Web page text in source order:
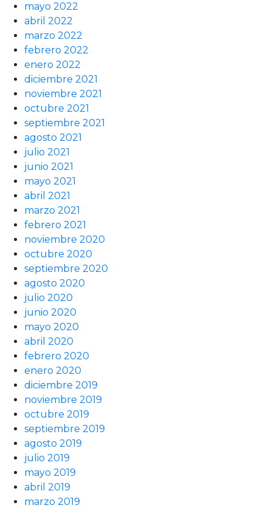
mayo 2022
abril 2022
marzo 2022
febrero 2022
enero 2022
diciembre 2021
noviembre 2021
octubre 2021
septiembre 2021
agosto 2021
julio 2021
junio 2021
mayo 2021
abril 2021
marzo 2021
febrero 2021
noviembre 2020
octubre 2020
septiembre 2020
agosto 2020
julio 2020
junio 2020
mayo 2020
abril 2020
febrero 2020
enero 2020
diciembre 2019
noviembre 2019
octubre 2019
septiembre 2019
agosto 2019
julio 2019
mayo 2019
abril 2019
marzo 2019